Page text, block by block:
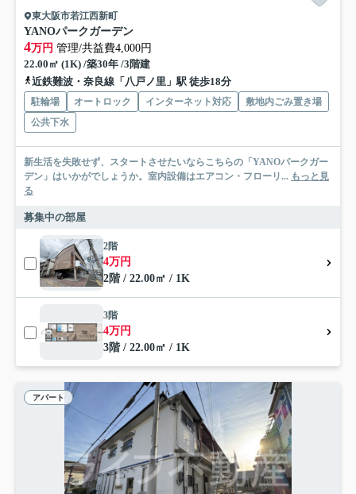
東大阪市若江西新町
YANOパークガーデン
4万円 管理/共益費4,000円
22.00㎡ (1K) /築30年 /3階建
近鉄難波・奈良線「八戸ノ里」駅 徒歩18分
駐輪場 オートロック インターネット対応
敷地内ごみ置き場
公共下水
新生活を失敗せず、スタートさせたいならこちらの「YANOパークガー
デン」はいかがでしょうか。室内設備はエアコン・フローリ... もっと見
る
募集中の部屋
2階
4万円
2階 / 22.00㎡ / 1K
3階
4万円
3階 / 22.00㎡ / 1K
アパート